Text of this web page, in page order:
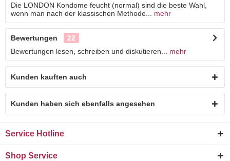
Die LONDON Kondome feucht (normal) sind die beste Wahl,
wenn man nach der klassischen Methode...
mehr
Bewertungen
22
Bewertungen lesen, schreiben und diskutieren...
mehr
Kunden kauften auch
Kunden haben sich ebenfalls angesehen
Service Hotline
Shop Service